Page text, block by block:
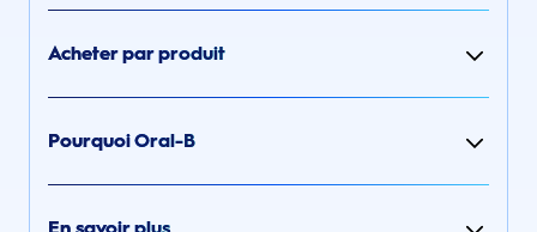
Acheter par produit
Pourquoi Oral-B